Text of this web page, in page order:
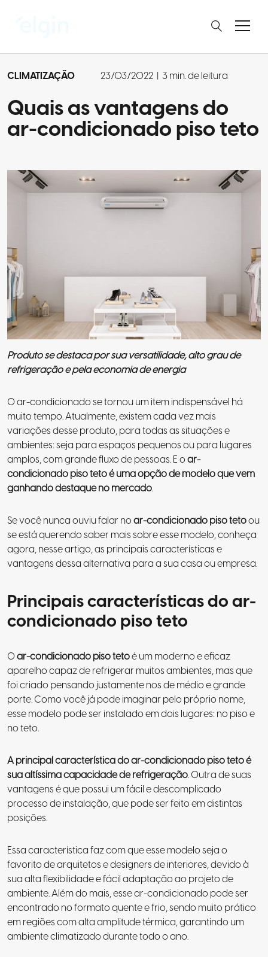
CLIMATIZAÇÃO 23/03/2022 | 3 min. de leitura
Quais as vantagens do
ar-condicionado piso teto
Produto se destaca por sua versatilidade, alto grau de
refrigeração e pela economia de energia
O ar-condicionado se tornou um item indispensável há
muito tempo. Atualmente, existem cada vez mais
variações desse produto, para todas as situações e
ambientes: seja para espaços pequenos ou para lugares
amplos, com grande fluxo de pessoas. E oar-
condicionado piso teto é uma opção de modelo que vem
ganhando destaque no mercado.
Se você nunca ouviu falar noar-condicionado piso tetoou
se está querendo saber mais sobre esse modelo, conheça
agora, nesse artigo, as principais características e
vantagens dessa alternativa para a sua casa ou empresa.
Principais características do ar-
condicionado piso teto
Oar-condicionado piso tetoé um moderno e eficaz
aparelho capaz de refrigerar muitos ambientes, mas que
foi criado pensando justamente nos de médio e grande
porte. Como você já pode imaginar pelo próprio nome,
esse modelo pode ser instalado em dois lugares: no piso e
no teto.
A principal característica do ar-condicionado piso teto é
sua altíssima capacidade de refrigeração. Outra de suas
vantagens é que possui um fácil e descomplicado
processo de instalação, que pode ser feito em distintas
posições.
Essa característica faz com que esse modelo seja o
favorito de arquitetos e designers de interiores, devido à
sua alta flexibilidade e fácil adaptação ao projeto de
ambiente. Além do mais, esse ar-condicionado pode ser
encontrado no formato quente e frio, sendo muito prático
em regiões com alta amplitude térmica, garantindo um
ambiente climatizado durante todo o ano.